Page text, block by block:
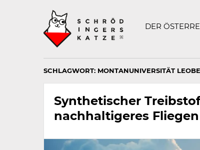
DER
SCHLAGWORT: MONTANUNIVERSITÄT
Synthetischer
nachhaltigeres Fliegen